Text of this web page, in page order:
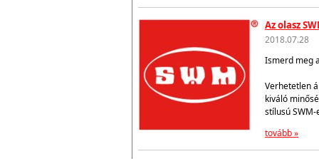
Az olasz
2018.07.28
Ismerd meg
Verhetetlen
kiváló
stílusú SWM-
tovább »